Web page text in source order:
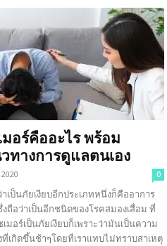
อร์คืออะไร พร้อม
ทางการดูแลตนเอง
0
เป็นภัยเงียบอีกประเภทหนึ่งก็คืออาการ
ถือว่าเป็นอีกชนิดของโรคสมองเสื่อม ที่
มอร์เป็นภัยเงียบก็เพราะว่ามันเป็นความ
เกิดขึ้นช้าๆโดยที่เราแทบไม่ทราบสาเหตุ